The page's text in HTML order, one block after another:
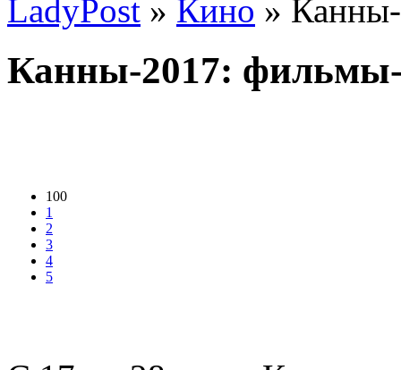
LadyPost » Кино »
Канны-2017:
100
1
2
3
4
5